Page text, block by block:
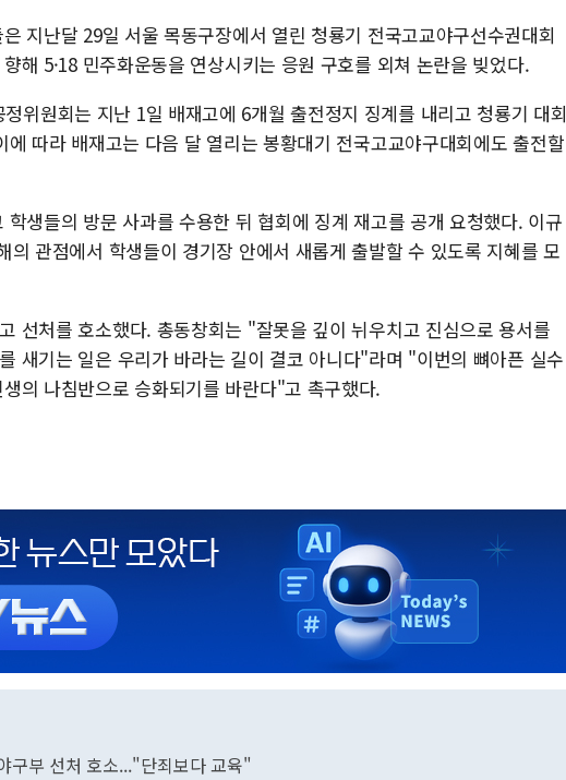
지난달 29일 서울 목동구장에서 열린 청룡기 전국고교야구선수권대회
해 5·18 민주화운동을 연상시키는 응원 구호를 외쳐 논란을 빚었다.
위원회는 지난 1일 배재고에 6개월 출전정지 징계를 내리고 청룡기 대회
따라 배재고는 다음 달 열리는 봉황대기 전국고교야구대회에도 출전할
생들의 방문 사과를 수용한 뒤 협회에 징계 재고를 공개 요청했다. 이규
의 관점에서 학생들이 경기장 안에서 새롭게 출발할 수 있도록 지혜를 모
선처를 호소했다. 총동창회는 "잘못을 깊이 뉘우치고 진심으로 용서를
새기는 일은 우리가 바라는 길이 결코 아니다"라며 "이번의 뼈아픈 실수
의 나침반으로 승화되기를 바란다"고 촉구했다.
구부 선처 호소..."단죄보다 교육"